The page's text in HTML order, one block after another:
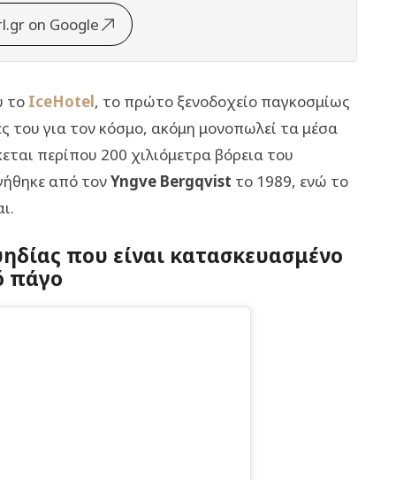
on Google
το IceHotel, το πρώτο ξενοδοχείο παγκοσμίως
του για τον κόσμο, ακόμη μονοπωλεί τα μέσα
περίπου 200 χιλιόμετρα βόρεια του
από τονYngve Bergqvist το 1989, ενώ το
που είναι κατασκευασμένο
πάγο